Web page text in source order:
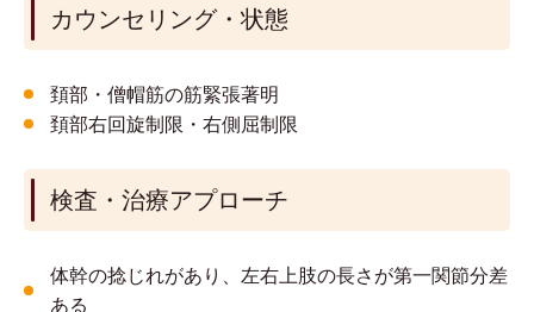
カウンセリング・状態
頚部・僧帽筋の筋緊張著明
頚部右回旋制限・右側屈制限
検査・治療アプローチ
体幹の捻じれがあり、左右上肢の長さが第一関節分差
ある